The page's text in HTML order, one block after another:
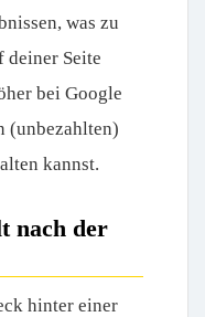
was zu
deiner Seite
bei Google
(unbezahlten)
kannst.
nach der
hinter einer